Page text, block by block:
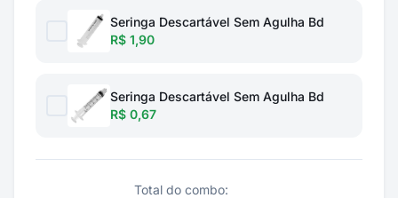
Seringa Descartável Sem Agulha Bd
R$ 1,90
Seringa Descartável Sem Agulha Bd
R$ 0,67
Total do combo: